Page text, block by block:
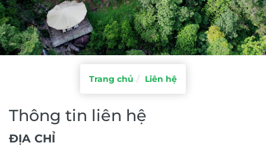
Trang chủ Liên hệ
Thông tin liên hệ
ĐỊA CHỈ